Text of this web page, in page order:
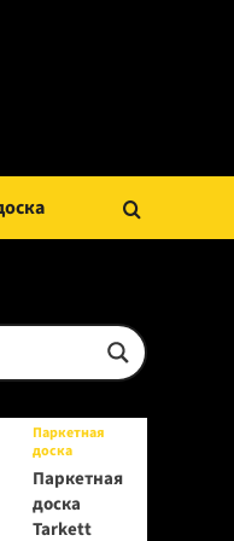
Паркетная
доска
Паркетная
доска
Tarkett